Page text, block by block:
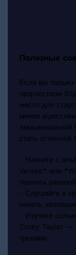
Полезные
Если вы только
творчеством
место для
менее
эмоциональной
стать отличной
- Начните с
Verses* или
оценить
- Слушайте в
понять
- Изучите
Corey Taylor —
треками.